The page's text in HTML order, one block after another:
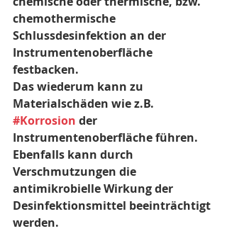
chemothermische
Schlussdesinfektion an der
Instrumentenoberfläche
festbacken.
Das wiederum kann zu
Materialschäden wie z.B.
#Korrosion der
Instrumentenoberfläche führen.
Ebenfalls kann durch
Verschmutzungen die
antimikrobielle Wirkung der
Desinfektionsmittel beeinträchtigt
werden.